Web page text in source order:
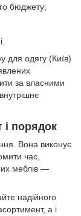
бюджету;
для одягу (Київ)
за власними
і порядок
Вона виконує
час,
меблів —
надійного
а і